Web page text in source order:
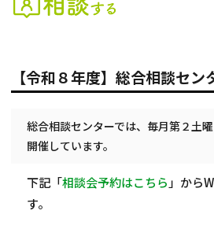
【令和８年度】総合相談セ
総合相談センターでは、毎月第２土
開催しています。
下記「相談会予約はこちら 」から
す。
司法書士の仕
司法書士を探
当会について